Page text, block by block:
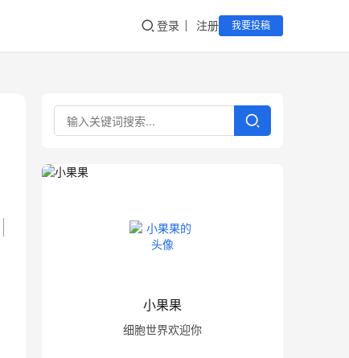
登录 注册 我要投稿
小果果
细胞世界欢迎你